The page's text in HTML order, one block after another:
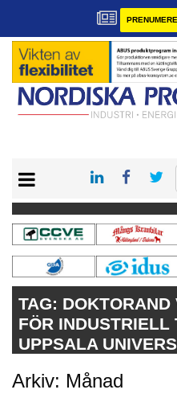
KONTAKT
VÅRA ANDRA MAGASIN
PRENUMERERA
ANNONSERA
TAG: DOKTORAND
FÖR INDUSTRIELL
UPPSALA
Arkiv: Månad